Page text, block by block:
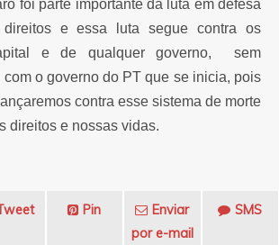
foi parte importante da luta em defesa
e essa luta segue contra os
e de qualquer governo, sem
o governo do PT que se inicia, pois
contra esse sistema de morte
direitos e nossas vidas.
Pin
Enviar
por e-mail
SMS